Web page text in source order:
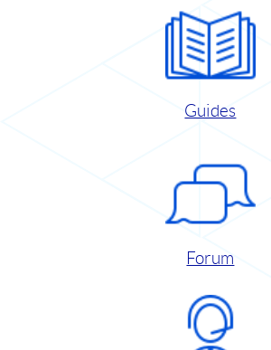
Guides
Forum